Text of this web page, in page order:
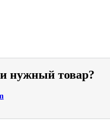
нужный товар?